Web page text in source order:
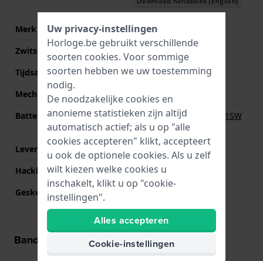
Merk uurwerk
Seiko Instruments Inc.
Zwitsers uurwerk
Tijdsaanduiding
Analoog
Mechanisme
Quartz
Batterij
Renata R364 364 / SR621SW
Batterij
Levensduur batterij
36 Maanden
Hackbaar
Ja
Geskeletonneerd
Nee
Band informatie
Uw privacy-instellingen
Horloge.be gebruikt verschillende
soorten cookies. Voor sommige
soorten hebben we uw toestemming
nodig.
De noodzakelijke cookies en
anonieme statistieken zijn altijd
automatisch actief; als u op "alle
cookies accepteren" klikt, accepteert
u ook de optionele cookies. Als u zelf
wilt kiezen welke cookies u
inschakelt, klikt u op "cookie-
instellingen".
Alles accepteren
Cookie-instellingen